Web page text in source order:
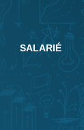
SALARIÉ